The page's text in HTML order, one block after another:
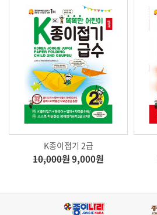
K종이접기 2급
10,000원9,000원